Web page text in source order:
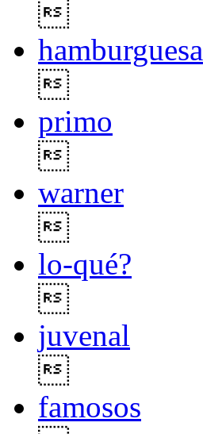
hamburguesa
primo
warner
lo-qué?
juvenal
famosos